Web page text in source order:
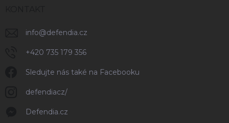
info@defendia.cz
+420 735 179 356
Sledujte nás také na Facebooku
defendiacz/
Defendia.cz